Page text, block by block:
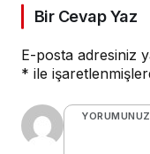
Bir Cevap Yaz
E-posta adresiniz
* ile
YORUMUNUZ